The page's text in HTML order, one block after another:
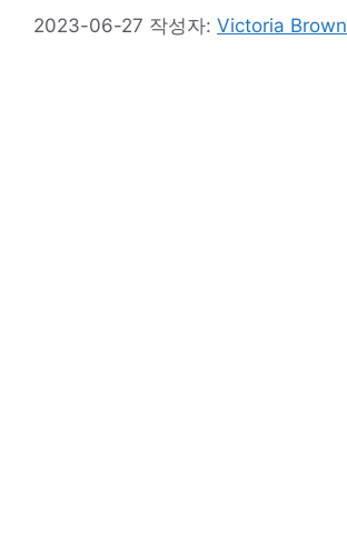
2023-06-27 작성자: Victoria Brown